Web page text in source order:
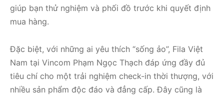
giúp bạn thử nghiệm và phối đồ trước khi quyết định
mua hàng.
Đặc biệt, với những ai yêu thích “sống ảo”, Fila Việt
Nam tại Vincom Phạm Ngọc Thạch đáp ứng đầy đủ
tiêu chí cho một trải nghiệm check-in thời thượng, với
nhiều sản phẩm độc đáo và đẳng cấp. Đây cũng là